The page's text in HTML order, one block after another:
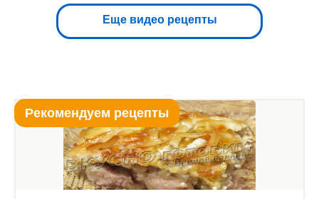
Еще видео рецепты
Рекомендуем рецепты